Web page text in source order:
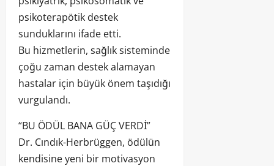
psikoterapötik destek
sunduklarını ifade etti.
Bu hizmetlerin, sağlık sisteminde
çoğu zaman destek alamayan
hastalar için büyük önem taşıdığı
vurgulandı.
“BU ÖDÜL BANA GÜÇ VERDİ”
Dr. Cındık-Herbrüggen, ödülün
kendisine yeni bir motivasyon